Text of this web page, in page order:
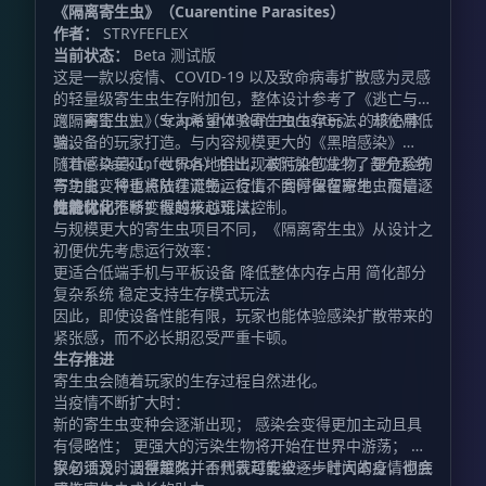
《隔离寄生虫》（Cuarentine Parasites）
作者：
STRYFEFLEX
当前状态：
Beta 测试版
这是一款以疫情、COVID-19 以及致命病毒扩散感为灵感
的轻量级寄生虫生存附加包，整体设计参考了《逃亡与奔
跑：寄生虫》（Scape and Run: Parasites）的核心体
验。
《隔离寄生虫》专为希望体验寄生虫生存玩法、却使用低
端设备的玩家打造。与内容规模更大的《黑暗感染》
（The Dark Infection）相比，本附加包减少了部分系统
与功能，将重点放在流畅运行上，同时保留寄生虫疫情逐
步进化、不断扩散的核心玩法。
随着感染蔓延，世界各地会出现被污染的生物，更危险的
寄生虫变种也将陆续诞生。疫情不会停留在原地，而是会
随着时间推移变得越来越难以控制。
性能优化
与规模更大的寄生虫项目不同，《隔离寄生虫》从设计之
初便优先考虑运行效率：
更适合低端手机与平板设备 降低整体内存占用 简化部分
复杂系统 稳定支持生存模式玩法
因此，即使设备性能有限，玩家也能体验感染扩散带来的
紧张感，而不必长期忍受严重卡顿。
生存推进
寄生虫会随着玩家的生存过程自然进化。
当疫情不断扩大时：
新的寄生虫变种会逐渐出现； 感染会变得更加主动且具
有侵略性； 更强大的污染生物将开始在世界中游荡； 玩
家必须及时调整策略，否则就可能被逐步壮大的疫情彻底
换句话说，活得越久并不代表越安全——时间本身，也会